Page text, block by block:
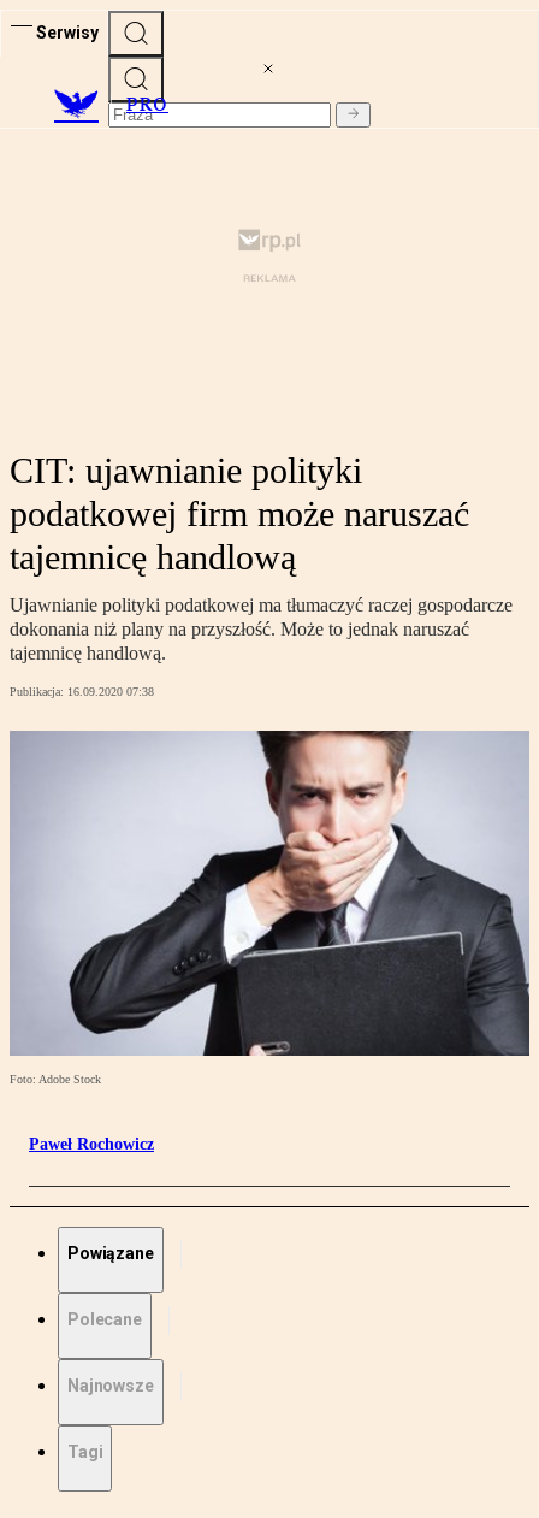
Serwisy
PRO
CIT: ujawnianie polityki
podatkowej firm może naruszać
tajemnicę handlową
Ujawnianie polityki podatkowej ma tłumaczyć raczej gospodarcze
dokonania niż plany na przyszłość. Może to jednak naruszać
tajemnicę handlową.
Publikacja: 16.09.2020 07:38
Foto: Adobe Stock
Paweł Rochowicz
Powiązane
Polecane
Najnowsze
Tagi